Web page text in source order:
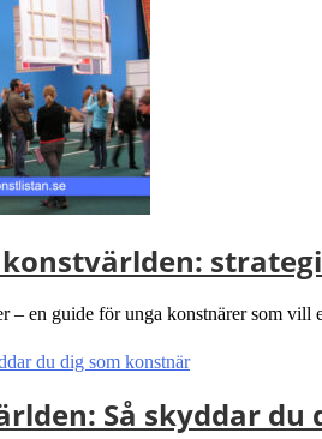
– en guide för unga konstnärer som
Så skyddar du